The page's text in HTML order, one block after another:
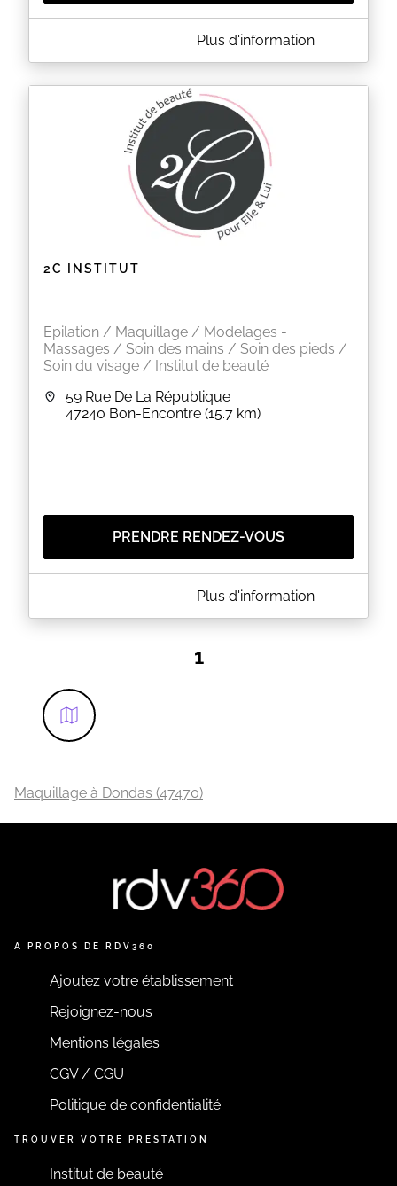
A PROPOS DE ESCALE BEAUTÉ
L'institut & Spa Escale Beauté vous accueille pour
raffiné au service de votre beauté et de votre bien-
Je vous propose une palette de soins uniques : Spa,
massages, soins du corps et du visage prodigués à
base de produits naturels et made in France ;
nouvelles technologies minceur et anti-âge, beauté
des mains et des pieds, épilations, rehaussement
de cils et maquillage… un véritable moment de
douceur pour le corps et l'esprit.
EN SAVOIR PLUS
Plus d'information
2C INSTITUT
Epilation / Maquillage / Modelages -
Massages / Soin des mains / Soin des pieds /
Soin du visage / Institut de beauté
59 Rue De La République
47240 Bon-Encontre (15.7 km)
PRENDRE RENDEZ-VOUS
A PROPOS DE 2C INSTITUT
Nous prenons soin de vous du lundi au vendredi de
https://www.2c-institut.fr/
Au plaisir de prendre soin de vous.
Cécile et Cyndie
EN SAVOIR PLUS
Plus d'information
1
Maquillage à Dondas (47470)
A PROPOS DE RDV360
Ajoutez votre établissement
Rejoignez-nous
Mentions légales
CGV / CGU
Politique de confidentialité
TROUVER VOTRE PRESTATION
Institut de beauté